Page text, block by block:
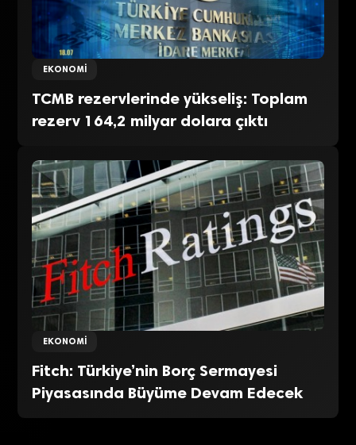
EKONOMI
TCMB rezervlerinde yükseliş: Toplam
rezerv 164,2 milyar dolara çıktı
EKONOMI
Fitch: Türkiye’nin Borç Sermayesi
Piyasasında Büyüme Devam Edecek